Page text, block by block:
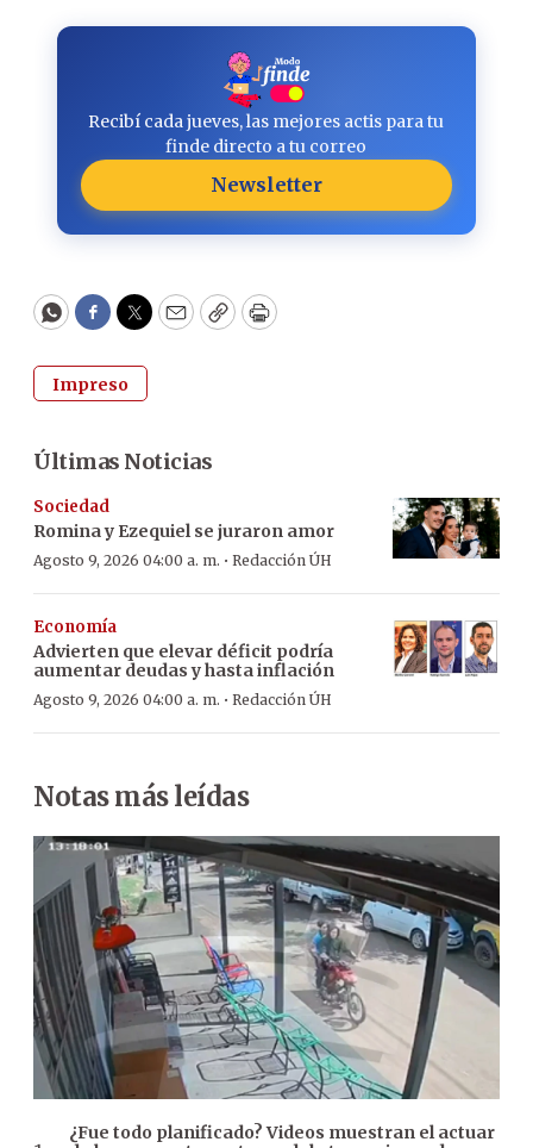
Recibí cada jueves, las mejores actis para tu
finde directo a tu correo
Newsletter
WhatsApp
Facebook
Twitter
EmailCopyPrint
Impreso
Últimas Noticias
Sociedad
Romina y Ezequiel se juraron amor
Agosto 9, 2026 04:00 a. m. · Redacción ÚH
Economía
Advierten que elevar déficit podría
aumentar deudas y hasta inflación
Agosto 9, 2026 04:00 a. m. · Redacción ÚH
Notas más leídas
¿Fue todo planificado? Videos muestran el actuar